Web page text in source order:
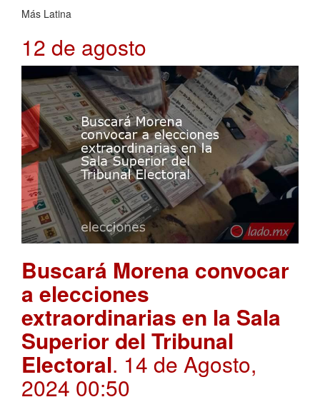
Más Latina
12 de agosto
Buscará Morena convocar
a elecciones
extraordinarias en la Sala
Superior del Tribunal
Electoral. 14 de Agosto,
2024 00:50